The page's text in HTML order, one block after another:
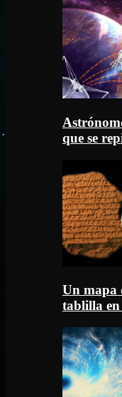
que se
Un mapa
tablilla